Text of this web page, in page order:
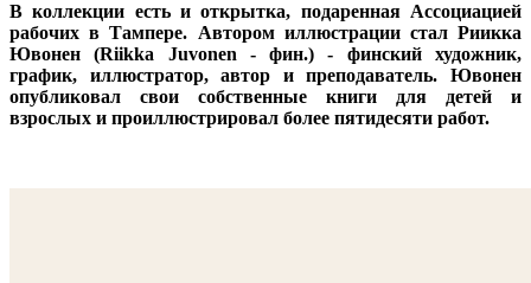
В коллекции есть и открытка, подаренная Ассоциацией
рабочих в Тампере. Автором иллюстрации стал Риикка
Ювонен (Riikka Juvonen - фин.) - финский художник,
график, иллюстратор, автор и преподаватель. Ювонен
опубликовал свои собственные книги для детей и
взрослых и проиллюстрировал более пятидесяти работ.